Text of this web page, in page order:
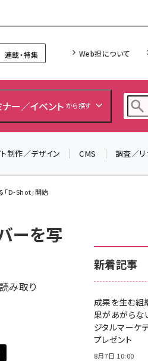
連載・特集 Web担について
ナー／イベント から探す
制作／デザイン CMS 調査／
「D-Shot」開始
ーを写
み取り
新着記事
成果を生む組
果があがらな
ジタルマーケ
プレゼント
8月7日 10:00
ための考え方を学べ
ィング フォーラム